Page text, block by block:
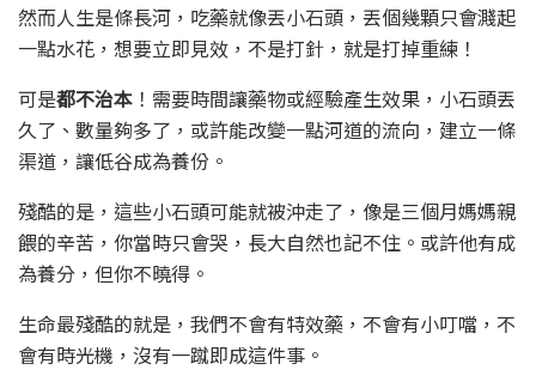
然而人生是條長河，吃藥就像丟小石頭，丟個幾顆只會濺起
一點水花，想要立即見效，不是打針，就是打掉重練！
可是都不治本 ！需要時間讓藥物或經驗產生效果，小石頭丟
久了、數量夠多了，或許能改變一點河道的流向，建立一條
渠道，讓低谷成為養份。
殘酷的是，這些小石頭可能就被沖走了，像是三個月媽媽親
餵的辛苦，你當時只會哭，長大自然也記不住。或許他有成
為養分，但你不曉得。
生命最殘酷的就是，我們不會有特效藥，不會有小叮噹，不
會有時光機，沒有一蹴即成這件事。